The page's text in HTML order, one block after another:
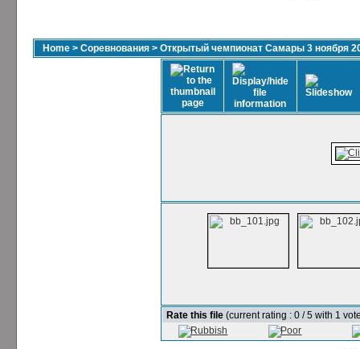
Home > Соревнования > Открытый чемпионат Самары 3 ноября
Rate this file (current rating : 0 / 5 with 1